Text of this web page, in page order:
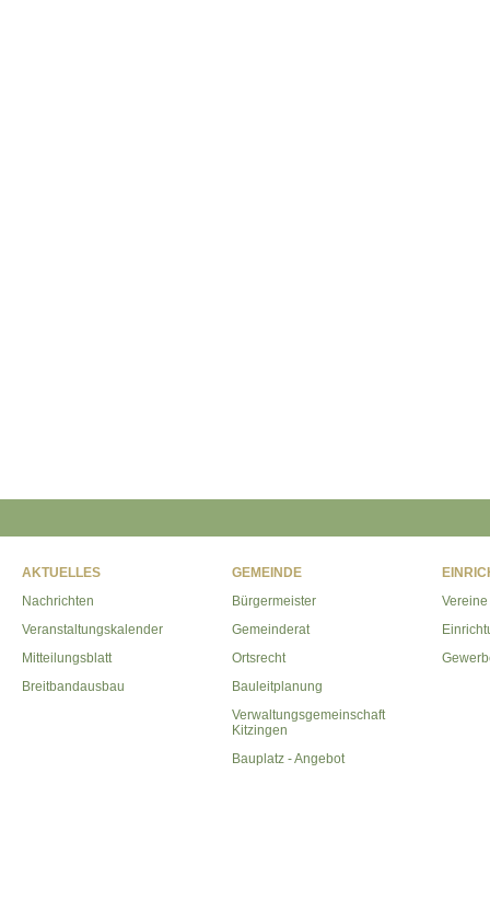
AKTUELLES
Nachrichten
Veranstaltungskalender
Mitteilungsblatt
Breitbandausbau
GEMEINDE
Bürgermeister
Gemeinderat
Ortsrecht
Bauleitplanung
Verwaltungsgemeinschaft
Kitzingen
Bauplatz - Angebot